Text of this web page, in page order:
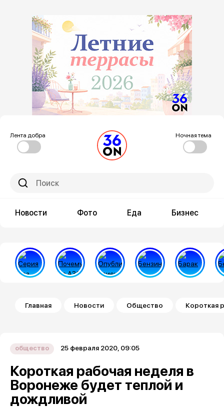
Лента добра Ночная тема
Новости Фото Еда Бизнес
Строка навигации
Главная Новости Общество Короткая
общество 25 февраля 2020, 09:05
Короткая рабочая неделя в
Воронеже будет теплой и
дождливой